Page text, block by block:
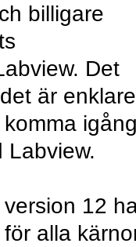
billigare
Det
är enklare
Labview.
12
alla